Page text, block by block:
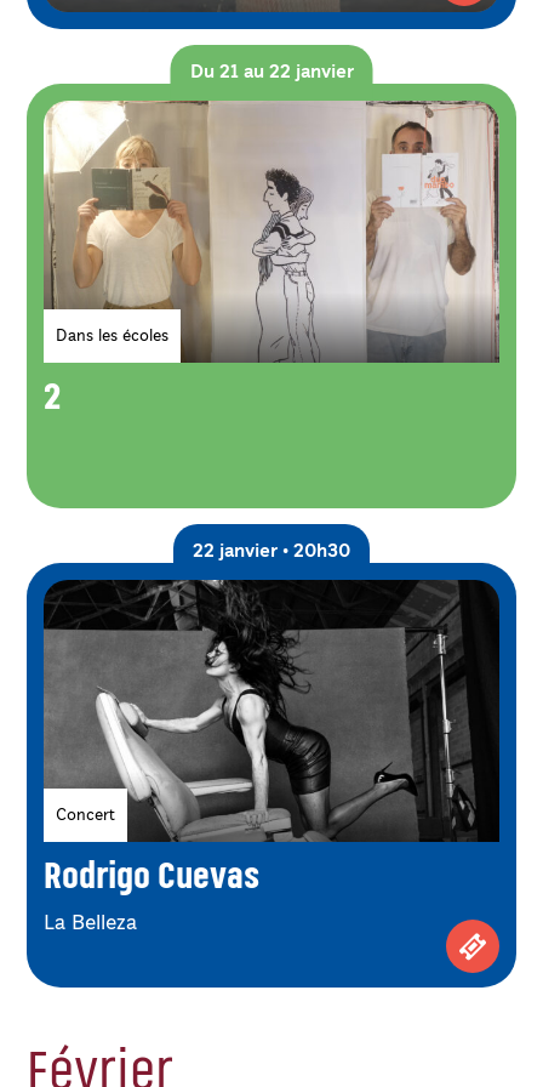
2
Dans les écoles
Du 21 au 22 janvier
Rodrigo Cuevas
Concert
22 janvier • 20h30
La Belleza
Février